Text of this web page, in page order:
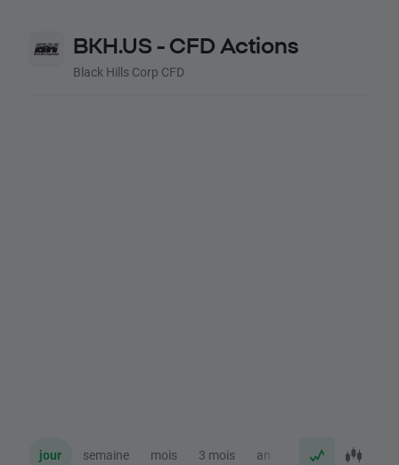
BKH.US - CFD Actions
Black Hills Corp CFD
jour semaine mois 3 mois an